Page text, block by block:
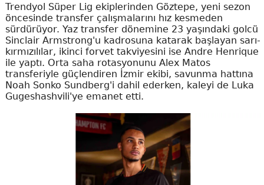
Trendyol Süper Lig ekiplerinden Göztepe, yeni sezon
öncesinde transfer çalışmalarını hız kesmeden
sürdürüyor. Yaz transfer dönemine 23 yaşındaki golcü
Sinclair Armstrong'u kadrosuna katarak başlayan sarı-
kırmızılılar, ikinci forvet takviyesini ise Andre Henrique
ile yaptı. Orta saha rotasyonunu Alex Matos
transferiyle güçlendiren İzmir ekibi, savunma hattına
Noah Sonko Sundberg'i dahil ederken, kaleyi de Luka
Gugeshashvili'ye emanet etti.